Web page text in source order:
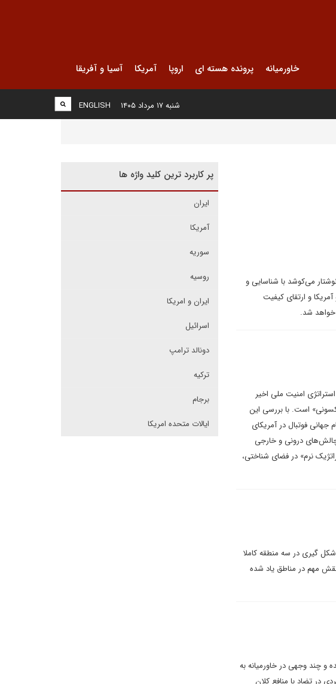
خاورمیانه پرونده هسته ای اروپا آمریکا آسیا و آفریقا
ENGLISH شنبه ۱۷ مرداد ۱۴۰۵
می‌کوشد با شناسایی و
و ارتقای کیفیت
خواهد شد.
امنیت ملی اخیر
است. با بررسی این
و برگزاری جام جهانی فوتبال در آمریکای
چالش‌های درونی و خارجی
نرم» در فضای شناختی،
شکل گیری در سه منطقه کاملا
مهم در مناطق یاد شده
و چند وجهی در خاورمیانه به
در تضاد با منافع کلان
پر کاربرد ترین کلید واژه ها
ایران
آمریکا
سوریه
روسیه
ایران و امریکا
اسرائیل
دونالد ترامپ
ترکیه
برجام
ایالات متحده امریکا